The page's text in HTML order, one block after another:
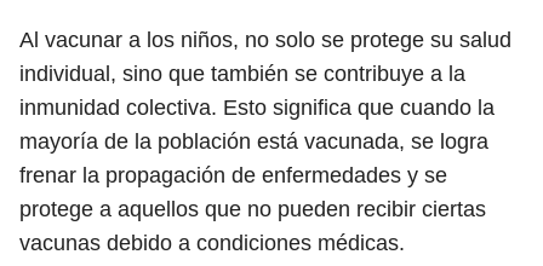
Al vacunar a los niños, no solo se protege su salud
individual, sino que también se contribuye a la
inmunidad colectiva. Esto significa que cuando la
mayoría de la población está vacunada, se logra
frenar la propagación de enfermedades y se
protege a aquellos que no pueden recibir ciertas
vacunas debido a condiciones médicas.